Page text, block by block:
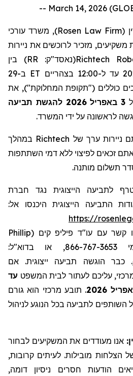
(
Rosen Law Firm
), משרד עורכי
משקיעים, מזכיר לרוכשים את ניירות
Richtech
(נאסד"ק: RR ) בין
עדל-12:00 בצהריים ET
ב-29
כוללים ("תקופת המחלוקת"), את
3 באפריל 2026 להגשת תביעה
לראשונה על ידי המשרד.
ם ניירות ערך של Richtech במהלך
זכאים לפיצוי ללא דמי השתתפות
תשלום מותנה.
לתביעה הייצוגית נגד חברת
התביעה הייצוגית היכנסו אל:
https://
קשר עםעו"ד פיליפ קים (
Phillip
.כבר הוגשה תביעה ייצוגית. אם
עליכם לעתור לבית המשפט עד
2026
. תובע מרכזי הוא גורם
לתביעה בכל הנוגע לניהול
אנו מעודדים את המשקיעים לבחור
הצלחות מובילות. לעיתים קרובות,
הודעות חסרים ניסיון דומה,